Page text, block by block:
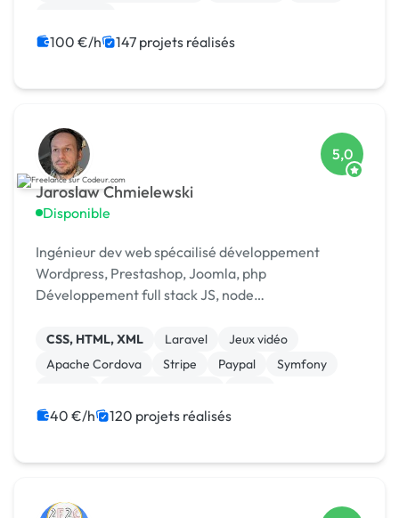
100 €/h 147 projets réalisés
Jaroslaw Chmielewski
Disponible
5,0
Ingénieur dev web spécailisé développement
Wordpress, Prestashop, Joomla, php
Développement full stack JS, node
chat temp réel : [URL MASQUÉE], webrtc
CSS, HTML, XML Laravel
Jeux vidéo
Apache Cordova
Stripe Paypal
Symfony
40 €/h 120 projets réalisés